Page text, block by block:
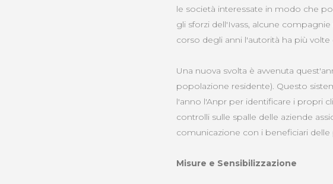
le società interessate in modo che
gli sforzi dell'Ivass, alcune
corso degli anni l'autorità ha più
Una nuova svolta è avvenuta
popolazione residente). Questo
l'anno l'Anpr per identificare i propri
controlli sulle spalle delle aziende
comunicazione con i beneficiari delle
Misure e Sensibilizzazione